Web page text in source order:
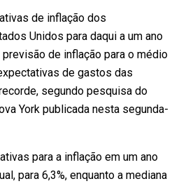
de inflação dos
Unidos para daqui a um ano
de inflação para o médio
de gastos das
segundo pesquisa do
York publicada nesta segunda-
para a inflação em um ano
para 6,3%, enquanto a mediana